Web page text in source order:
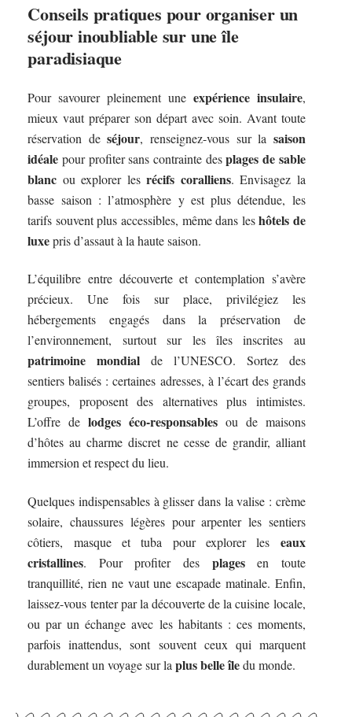
Conseils pratiques pour organiser un
séjour inoubliable sur une île
paradisiaque
Pour savourer pleinement une expérience insulaire,
mieux vaut préparer son départ avec soin. Avant toute
réservation deséjour, renseignez-vous sur la saison
idéale pour profiter sans contrainte desplages de sable
blanc ou explorer lesrécifs coralliens. Envisagez la
basse saison : l’atmosphère y est plus détendue, les
tarifs souvent plus accessibles, même dans leshôtels de
luxepris d’assaut à la haute saison.
L’équilibre entre découverte et contemplation s’avère
précieux. Une fois sur place, privilégiez les
hébergements engagés dans la préservation de
l’environnement, surtout sur les îles inscrites au
patrimoine mondial de l’UNESCO. Sortez des
sentiers balisés : certaines adresses, à l’écart des grands
groupes, proposent des alternatives plus intimistes.
L’offre delodges éco-responsables ou de maisons
d’hôtes au charme discret ne cesse de grandir, alliant
immersion et respect du lieu.
Quelques indispensables à glisser dans la valise : crème
solaire, chaussures légères pour arpenter les sentiers
côtiers, masque et tuba pour explorer les eaux
cristallines. Pour profiter des plagesen toute
tranquillité, rien ne vaut une escapade matinale. Enfin,
laissez-vous tenter par la découverte de la cuisine locale,
ou par un échange avec les habitants : ces moments,
parfois inattendus, sont souvent ceux qui marquent
durablement un voyage sur laplus belle îledu monde.